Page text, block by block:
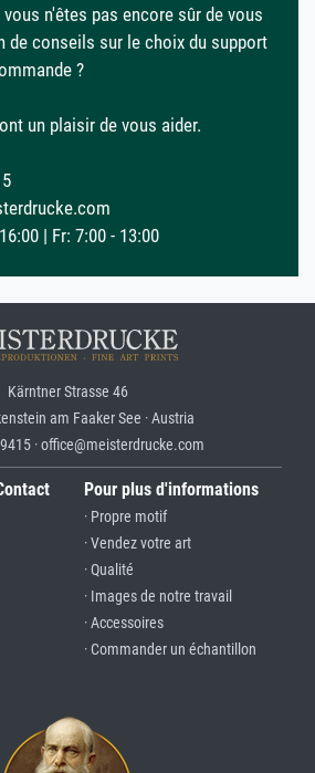
n'êtes pas encore sûr de vous
de conseils sur le choix du support
?
un plaisir de vous aider.
| Fr: 7:00 - 13:00
Kärntner Strasse 46
am Faaker See · Austria
· office@meisterdrucke.com
Pour plus d'informations
· Propre motif
· Vendez votre art
· Qualité
· Images de notre travail
· Accessoires
· Commander un échantillon